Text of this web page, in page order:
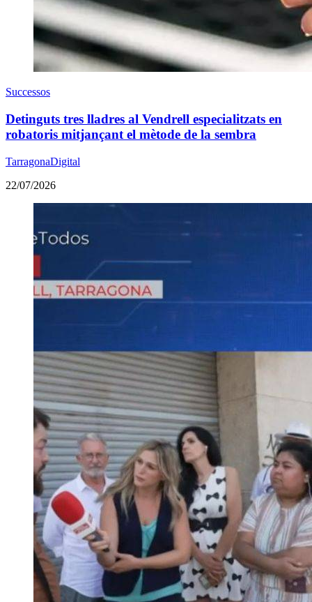
Successos
Detinguts tres lladres al Vendrell especialitzats en
robatoris mitjançant el mètode de la sembra
TarragonaDigital
22/07/2026